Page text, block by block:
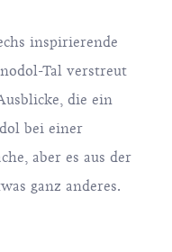
inspirierende
Tal verstreut
die ein
bei einer
aber es aus der
ganz anderes.